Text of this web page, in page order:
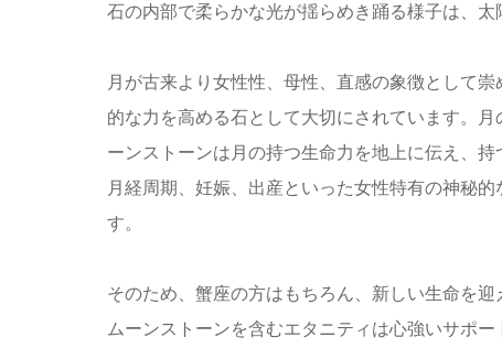
石の内部で柔らかな光が揺らめき踊る様子は、
月が古来より女性性、母性、直感の象徴として
的な力を高める石として大切にされています。
ーンストーンは月の持つ生命力を地上に伝え、
月経周期、妊娠、出産といった女性特有の神秘
す。
そのため、蟹座の方はもちろん、新しい生命を迎
ムーンストーンを含むエタニティは心強いサポー